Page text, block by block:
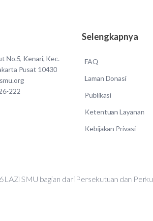
No.5, Kenari, Kec.
Pusat 10430
222
Selengkapnya
FAQ
Laman Donasi
Publikasi
Ketentuan Layanan
Kebijakan Privasi
bagian dari Persekutuan dan